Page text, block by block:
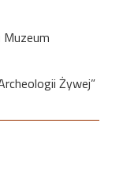
Muzeum
Żywej”